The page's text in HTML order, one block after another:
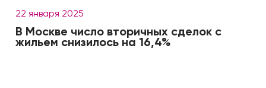
22 января 2025
В Москве число вторичных сделок с
жильем снизилось на 16,4%